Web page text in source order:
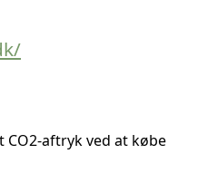
aftryk ved at købe